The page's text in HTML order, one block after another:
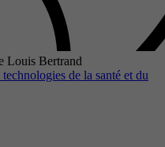
Louis Bertrand
de la santé et du